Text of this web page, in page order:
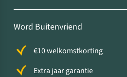
Word Buitenvriend
€10 welkomstkorting
Extra jaar garantie